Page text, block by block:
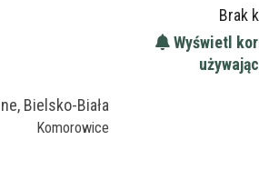
Bielsko-Biała
Komorowice
Brak
Wyświetl